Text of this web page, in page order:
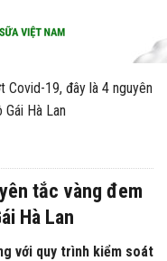
Covid-19, đây là 4 nguyên
Hà Lan
tắc vàng đem
Hà Lan
với quy trình kiểm soát